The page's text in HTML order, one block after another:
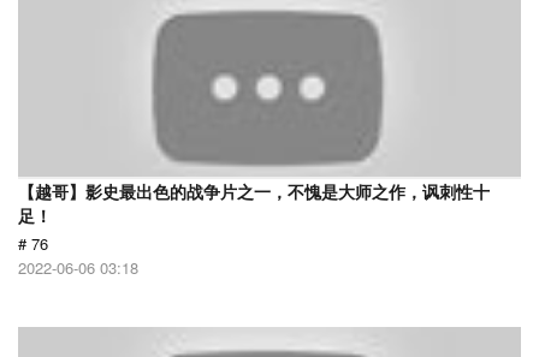
【越哥】影史最出色的战争片之一，不愧是大师之作，讽刺性十
足！
# 76
2022-06-06 03:18